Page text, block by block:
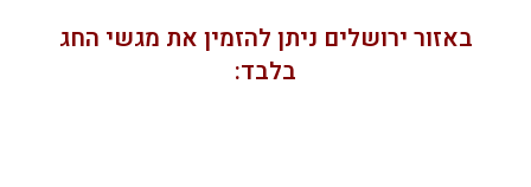
באזור ירושלים ניתן להזמין את מגשי החג
בלבד: